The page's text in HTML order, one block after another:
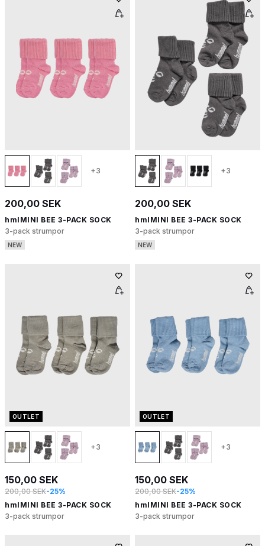
+3
200,00 SEK
hmlMINI BEE 3-PACK SOCK
3-pack strumpor
NEW
+3
200,00 SEK
hmlMINI BEE 3-PACK SOCK
3-pack strumpor
NEW
OUTLET
+3
150,00 SEK
200,00 SEK-25%
hmlMINI BEE 3-PACK SOCK
3-pack strumpor
OUTLET
+3
150,00 SEK
200,00 SEK-25%
hmlMINI BEE 3-PACK SOCK
3-pack strumpor